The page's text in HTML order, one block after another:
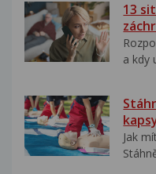
13
a kdy
Jak